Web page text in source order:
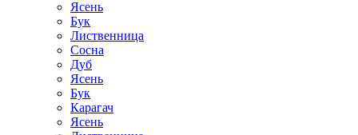
Ясень
Бук
Лиственница
Сосна
Дуб
Ясень
Бук
Карагач
Ясень